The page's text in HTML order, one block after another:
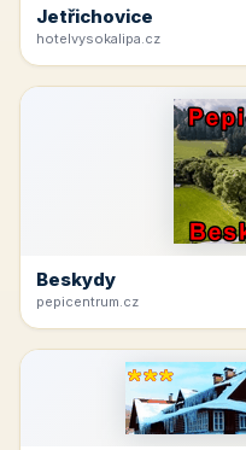
Jetřichovice
hotelvysokalipa.cz
Beskydy
pepicentrum.cz